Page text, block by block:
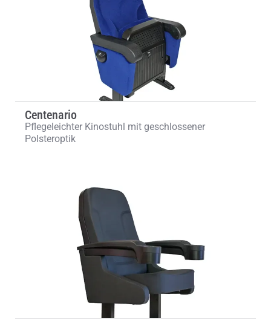
Centenario
Pflegeleichter Kinostuhl mit geschlossener
Polsteroptik